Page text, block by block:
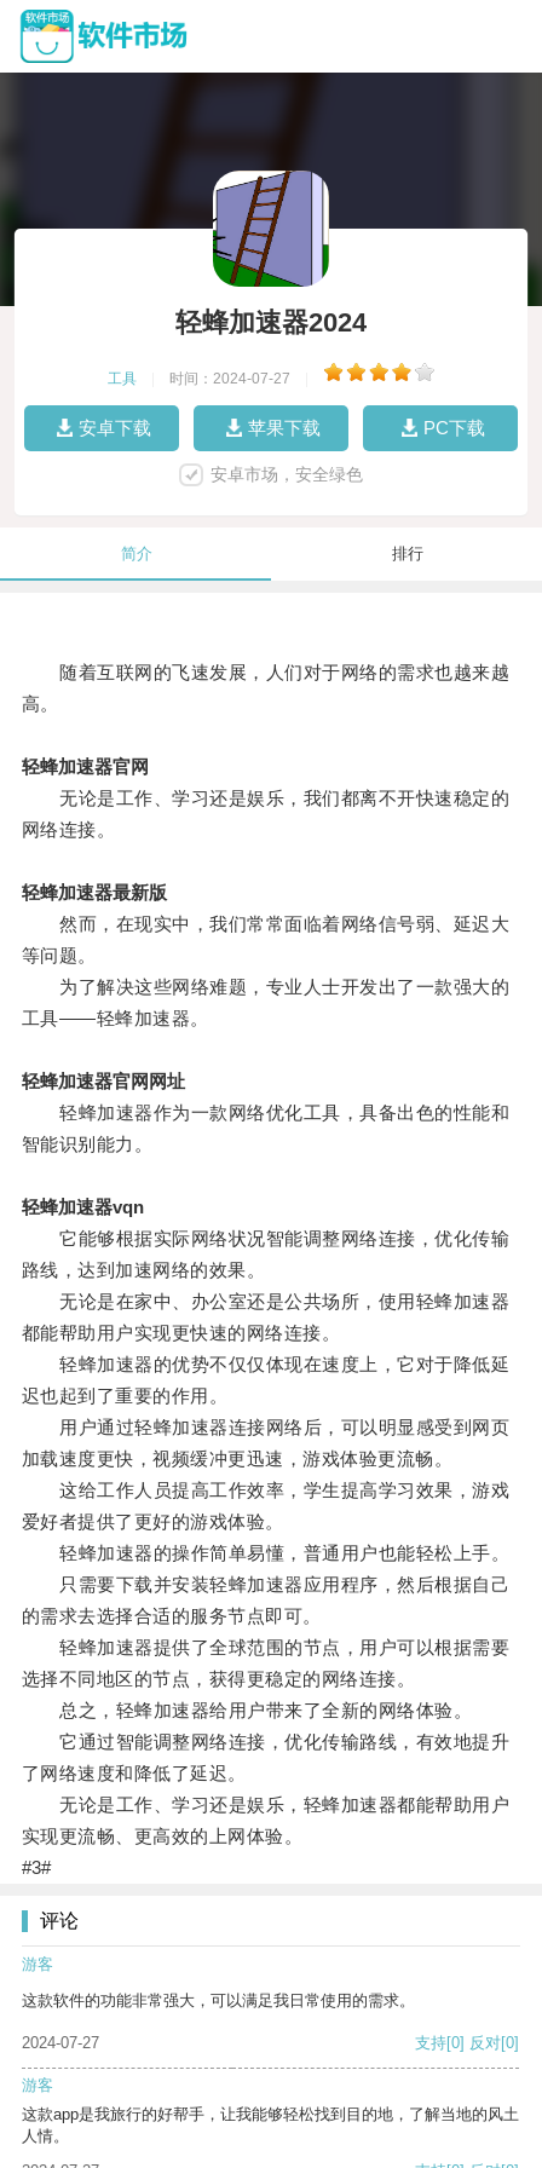
轻蜂加速器2024
工具 时间：2024-07-27
安卓下载 苹果下载 PC下载
安卓市场，安全绿色
简介 排行
随着互联网的飞速发展，人们对于网络的需求也越来越
高。
轻蜂加速器官网
无论是工作、学习还是娱乐，我们都离不开快速稳定的
网络连接。
轻蜂加速器最新版
然而，在现实中，我们常常面临着网络信号弱、延迟大
等问题。
为了解决这些网络难题，专业人士开发出了一款强大的
工具——轻蜂加速器。
轻蜂加速器官网网址
轻蜂加速器作为一款网络优化工具，具备出色的性能和
智能识别能力。
轻蜂加速器vqn
它能够根据实际网络状况智能调整网络连接，优化传输
路线，达到加速网络的效果。
无论是在家中、办公室还是公共场所，使用轻蜂加速器
都能帮助用户实现更快速的网络连接。
轻蜂加速器的优势不仅仅体现在速度上，它对于降低延
迟也起到了重要的作用。
用户通过轻蜂加速器连接网络后，可以明显感受到网页
加载速度更快，视频缓冲更迅速，游戏体验更流畅。
这给工作人员提高工作效率，学生提高学习效果，游戏
爱好者提供了更好的游戏体验。
轻蜂加速器的操作简单易懂，普通用户也能轻松上手。
只需要下载并安装轻蜂加速器应用程序，然后根据自己
的需求去选择合适的服务节点即可。
轻蜂加速器提供了全球范围的节点，用户可以根据需要
选择不同地区的节点，获得更稳定的网络连接。
总之，轻蜂加速器给用户带来了全新的网络体验。
它通过智能调整网络连接，优化传输路线，有效地提升
了网络速度和降低了延迟。
无论是工作、学习还是娱乐，轻蜂加速器都能帮助用户
实现更流畅、更高效的上网体验。
#3#
评论
游客
这款软件的功能非常强大，可以满足我日常使用的需求。
2024-07-27 支持[0] 反对[0]
游客
这款app是我旅行的好帮手，让我能够轻松找到目的地，了解当地的风土
人情。